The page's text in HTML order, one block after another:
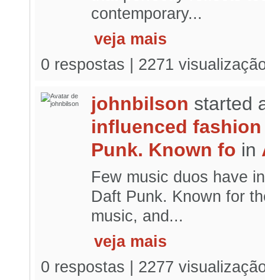
contemporary...
veja mais
0 respostas | 2271
johnbilson started
influenced
Punk. Known fo in
Few music duos have
Daft Punk. Known for
music, and...
veja mais
0 respostas | 2277